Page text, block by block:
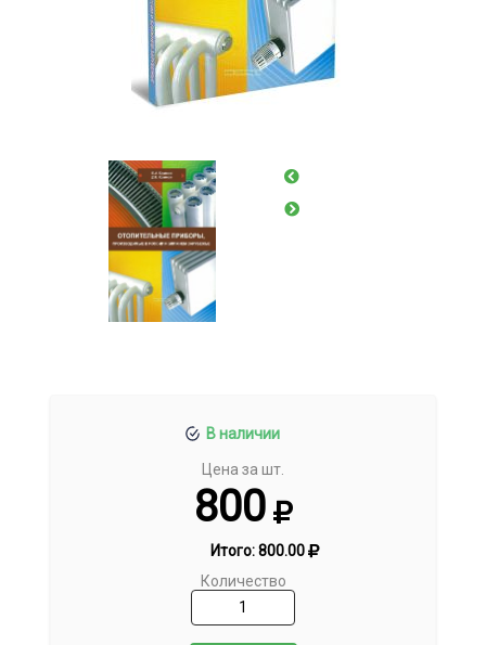
В наличии
Цена за шт.
800
Итого:800.00
Количество